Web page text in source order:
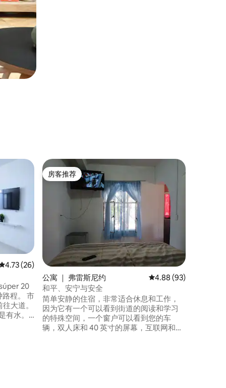
均评分 4.73 分（满分 5 分），共 26 条评价
4.73 (26)
20
路程。 市
大道。
有水。
房客推荐
房客推荐
公寓 ｜ 弗雷斯尼约 平均评分 4.88 分（满
4.88 (93)
和平、安宁与安全
简单安静的住宿，非常适合休息和工作，
因为它有一个可以看到街道的阅读和学习
的特殊空间，一个窗户可以看到您的车
辆，双人床和 40 英寸的屏幕，互联网和所